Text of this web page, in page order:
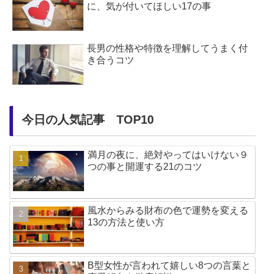
に、気が付いてほしい17の事
長男の性格や特徴を理解してうまく付
き合うコツ
今日の人気記事 TOP10
満月の夜に、絶対やってはいけない９
つの事と開運する21のコツ
風水からみる財布の色で運勢を変える
13の方法と使い方
B型女性が言われて嬉しい8つの言葉と